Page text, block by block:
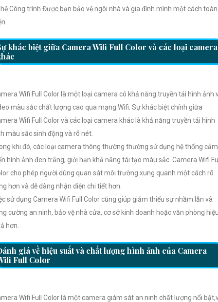
Công trình Được bạn bảo vệ ngôi nhà và gia đình mình một cách toàn
khác biệt giữa Camera Wifi Full Color và các loại camera
Wifi Full Color là một loại camera có khả năng truyền tải hình ảnh
màu sắc chất lượng cao qua mạng Wifi. Sự khác biệt chính giữa
Wifi Full Color và các loại camera khác là khả năng truyền tải hình
màu sắc sinh động và rõ nét.
khi đó, các loại camera thông thường thường sử dụng hệ thống cảm
hình ảnh đen trắng, giới hạn khả năng tái tạo màu sắc. Camera Wifi
cho phép người dùng quan sát môi trường xung quanh một cách rõ
hơn và dễ dàng nhận diện chi tiết hơn.
sử dụng Camera Wifi Full Color cũng giúp giảm thiểu sự nhầm lẫn và
cường an ninh, bảo vệ nhà cửa, cơ sở kinh doanh hoặc văn phòng
hơn.
giá về hiệu suất và chất lượng hình ảnh của Camera
Full Color
Wifi Full Color là một camera giám sát an ninh chất lượng nổi